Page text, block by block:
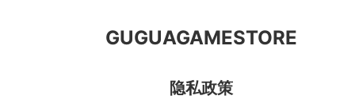
GUGUAGAMESTORE
隐私政策